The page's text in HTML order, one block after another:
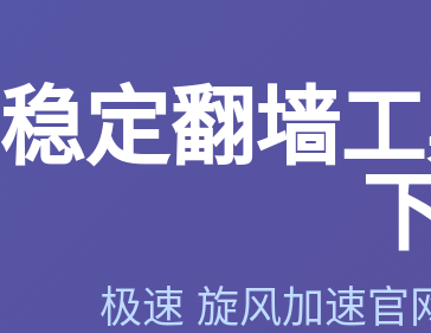
稳定翻墙
极速 旋风加速官